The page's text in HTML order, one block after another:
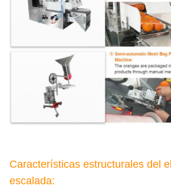
Características estructurales del
escalada: